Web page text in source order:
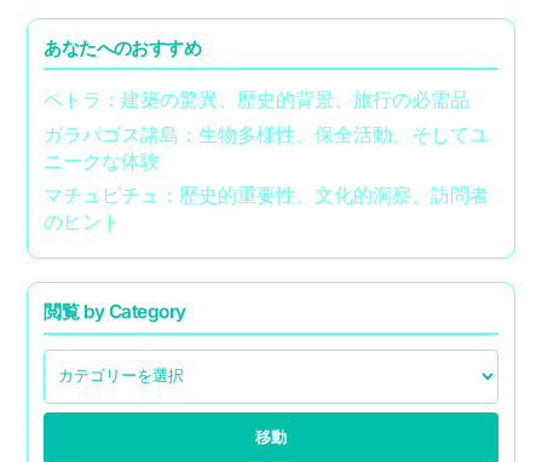
あなたへのおすすめ
ペトラ：建築の驚異、歴史的背景、旅行の必需品
ガラパゴス諸島：生物多様性、保全活動、そしてユ
ニークな体験
マチュピチュ：歴史的重要性、文化的洞察、訪問者
のヒント
閲覧 by Category
移動